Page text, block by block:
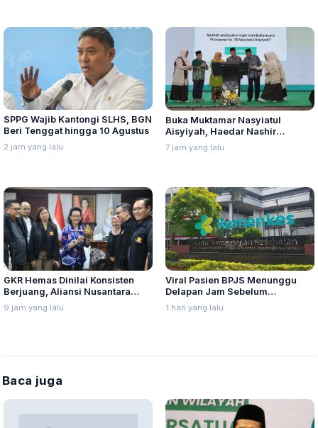
SPPG Wajib Kantongi SLHS, BGN
Beri Tenggat hingga 10 Agustus
2 jam yang lalu
Buka Muktamar Nasyiatul
Aisyiyah, Haedar Nashir
Ingatkan Berorganisasi Untuk
Perjuangkan Nilai, Bukan
7 jam yang lalu
GKR Hemas Dinilai Konsisten
Berjuang, Aliansi Nusantara
Berikan Penghargaan Sebagai
Perempuan Pejuang Otonomi
9 jam yang lalu
Viral Pasien BPJS Menunggu
Delapan Jam Sebelum
Meninggal, Ini Penjelasan
Kemenkes
1 hari yang lalu
Baca juga